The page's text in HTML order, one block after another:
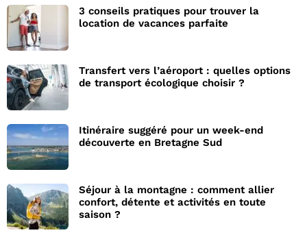
3 conseils pratiques pour trouver la
location de vacances parfaite
Transfert vers l’aéroport : quelles options
de transport écologique choisir ?
Itinéraire suggéré pour un week-end
découverte en Bretagne Sud
Séjour à la montagne : comment allier
confort, détente et activités en toute
saison ?